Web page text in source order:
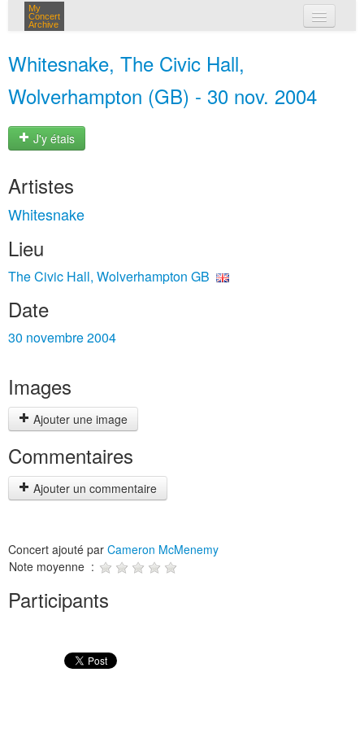
My
Concert
Archive
Whitesnake, The Civic Hall,
Wolverhampton (GB) - 30 nov. 2004
J'y étais
Artistes
Whitesnake
Lieu
The Civic Hall, Wolverhampton GB
Date
30 novembre 2004
Images
Ajouter une image
Commentaires
Ajouter un commentaire
Concert ajouté par Cameron McMenemy
Note moyenne :
Participants